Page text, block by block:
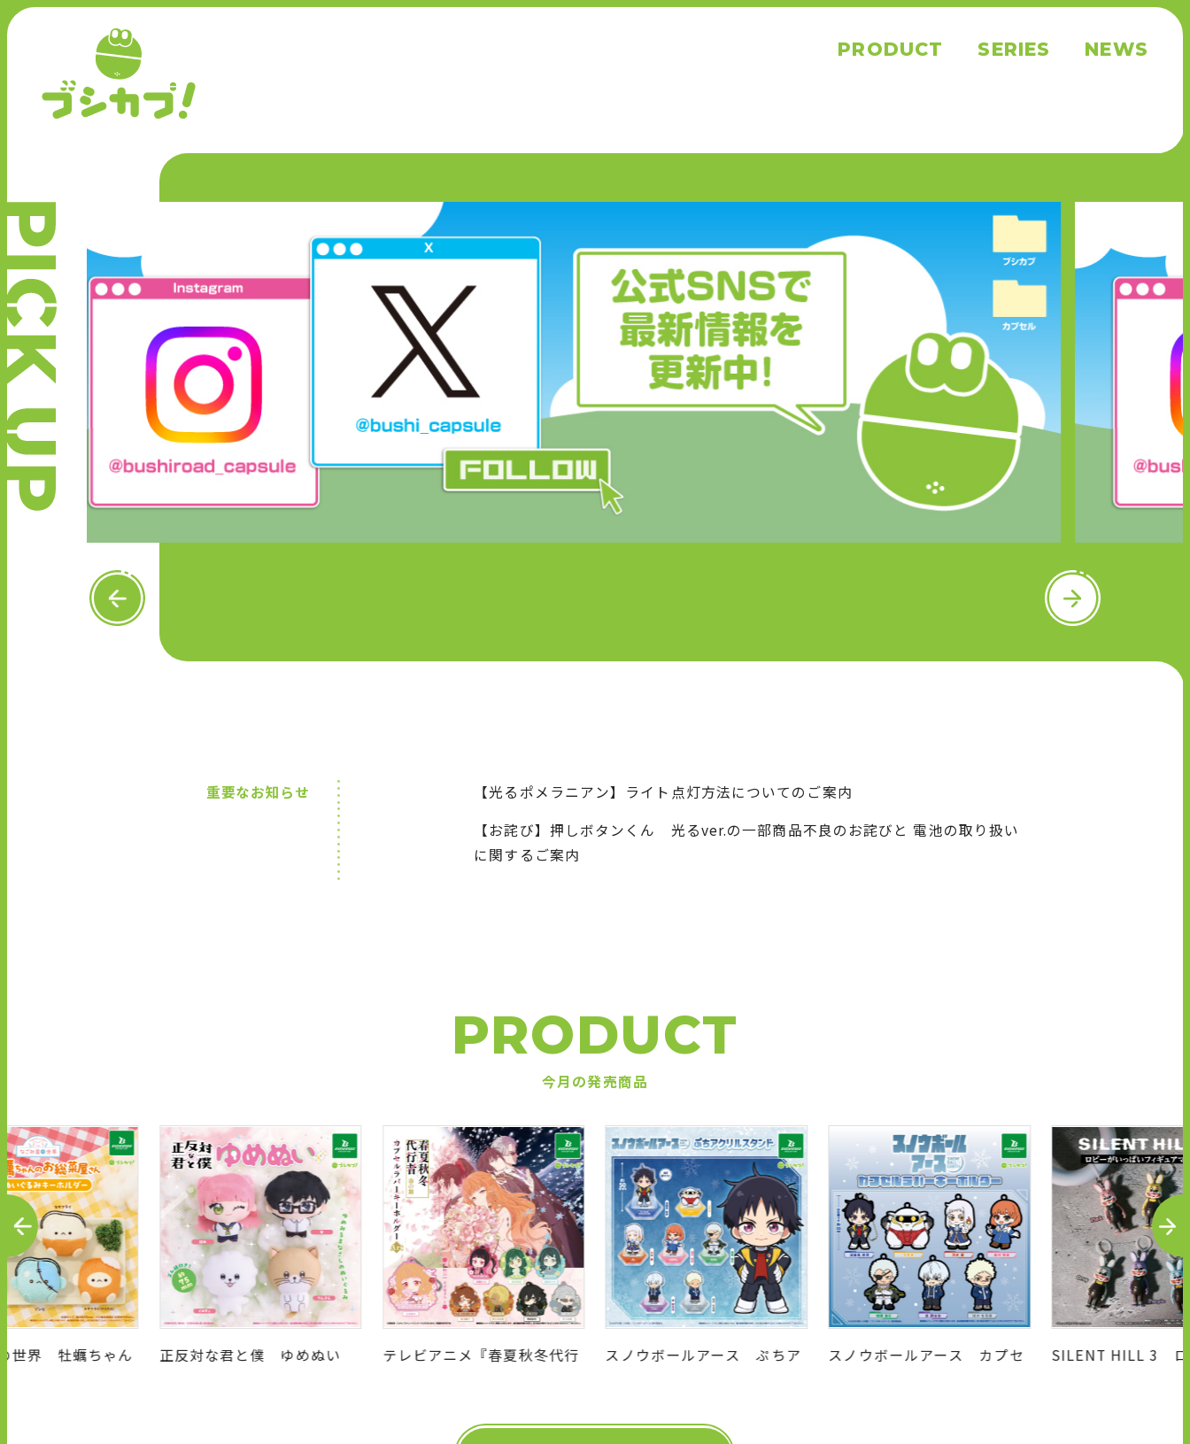
PRODUCT SERIES NEWS
P
K
U
P
P
N
x
重要なお知らせ
【光るポメラニアン】ライト点灯方法についてのご案内
【お詫び】押しボタンくん 光るver.の一部商品不良のお詫びと 電池の取り扱い
に関するご案内
PRODUCT
今月の発売商品
世界 牡蠣ちゃん
正反対な君と僕 ゆめぬい
テレビアニメ『春夏秋冬代行
スノウボールアース ぷちア
スノウボールアース カプセ
SILENT HILL 3 ロ
P
R
E
V
N
E
X
T